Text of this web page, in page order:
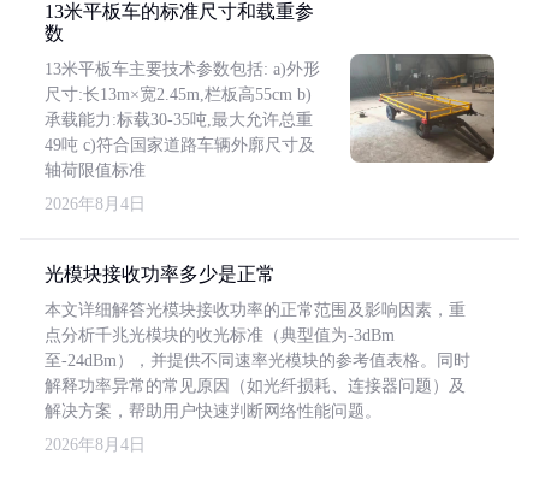
13米平板车的标准尺寸和载重参
数
13米平板车主要技术参数包括: a)外形
尺寸:长13m×宽2.45m,栏板高55cm b)
承载能力:标载30-35吨,最大允许总重
49吨 c)符合国家道路车辆外廓尺寸及
轴荷限值标准
2026年8月4日
光模块接收功率多少是正常
本文详细解答光模块接收功率的正常范围及影响因素，重
点分析千兆光模块的收光标准（典型值为-3dBm
至-24dBm），并提供不同速率光模块的参考值表格。同时
解释功率异常的常见原因（如光纤损耗、连接器问题）及
解决方案，帮助用户快速判断网络性能问题。
2026年8月4日